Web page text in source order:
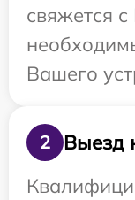
свяжется
Вашего
2
Выезд